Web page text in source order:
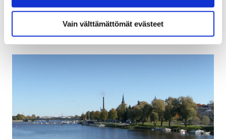
Vain välttämättömät evästeet
ja perhelähtöinen…